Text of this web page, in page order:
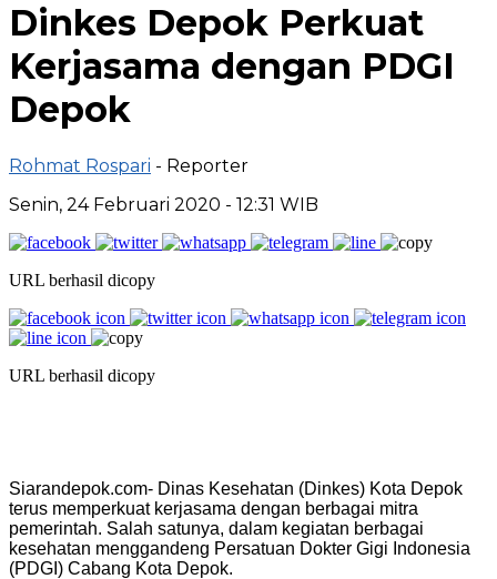
Dinkes Depok Perkuat
Kerjasama dengan PDGI
Depok
Rohmat Rospari - Reporter
Senin, 24 Februari 2020 - 12:31 WIB
URL berhasil dicopy
URL berhasil dicopy
Siarandepok.com- Dinas Kesehatan (Dinkes) Kota Depok
terus memperkuat kerjasama dengan berbagai mitra
pemerintah. Salah satunya, dalam kegiatan berbagai
kesehatan menggandeng Persatuan Dokter Gigi Indonesia
(PDGI) Cabang Kota Depok.